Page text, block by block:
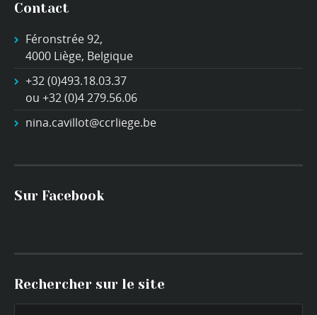
Contact
Féronstrée 92,
4000 Liège, Belgique
+32 (0)493.18.03.37
ou +32 (0)4 279.56.06
nina.cavillot@ccrliege.be
Sur Facebook
Rechercher sur le site